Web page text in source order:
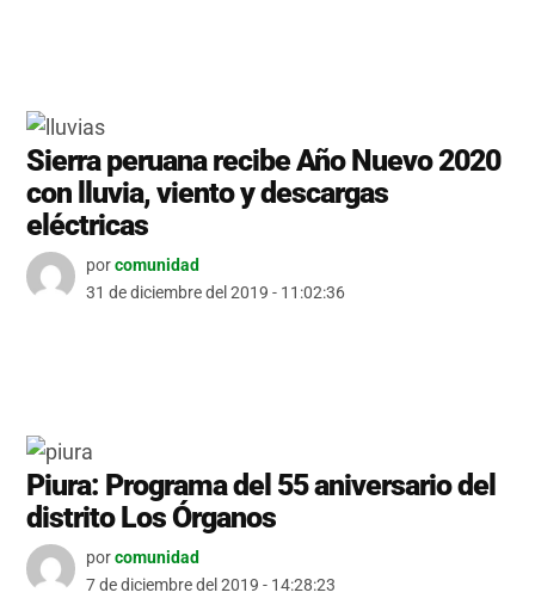
Sierra peruana recibe Año Nuevo 2020
con lluvia, viento y descargas
eléctricas
porcomunidad
31 de diciembre del 2019 - 11:02:36
Piura: Programa del 55 aniversario del
distrito Los Órganos
porcomunidad
7 de diciembre del 2019 - 14:28:23